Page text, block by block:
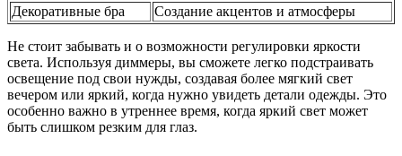
Декоративные бра
Создание акцентов и атмосферы
Не стоит забывать и о возможности регулировки яркости
света. Используя диммеры, вы сможете легко подстраивать
освещение под свои нужды, создавая более мягкий свет
вечером или яркий, когда нужно увидеть детали одежды. Это
особенно важно в утреннее время, когда яркий свет может
быть слишком резким для глаз.